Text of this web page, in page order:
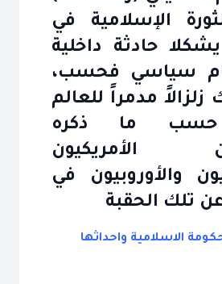
الإسلامية في
حادثة داخلية
سياسي فحسب،
مدمراً للعالم
حسب ما ذكره
الأمريكيون
والأوروبيون في
تلك الحقبة
الاسلامية واحداثها